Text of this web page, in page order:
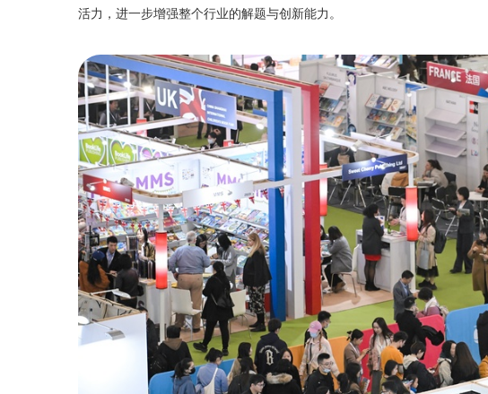
活力，进一步增强整个行业的解题与创新能力。